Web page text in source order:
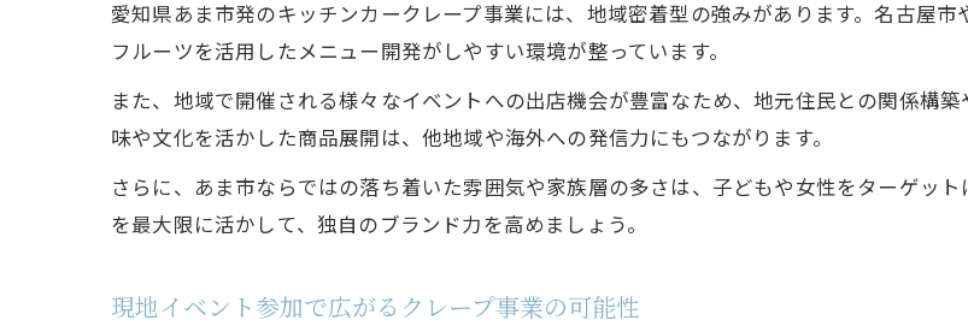
イベント選びで差が出るクレープ開業の
キッチンカークレープ開業に必要な資金
事業再構築補助金の最新スケジュール解
クレープキッチンカーに最適な資金計画
愛知県あま市発のキッチンカークレープ事業には、地域密着型の強みがあります。名古屋
フルーツを活用したメニュー開発がしやすい環境が整っています。
また、地域で開催される様々なイベントへの出店機会が豊富なため、地元住民との関係構
味や文化を活かした商品展開は、他地域や海外への発信力にもつながります。
さらに、あま市ならではの落ち着いた雰囲気や家族層の多さは、子どもや女性をターゲッ
を最大限に活かして、独自のブランド力を高めましょう。
現地イベント参加で広がるクレープ事業の可能性